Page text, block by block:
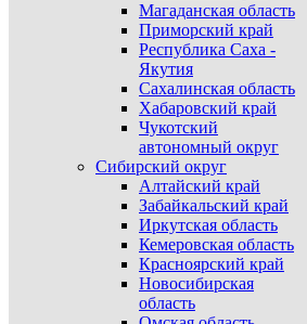
Магаданская область
Приморский край
Республика Саха -
Якутия
Сахалинская область
Хабаровский край
Чукотский
автономный округ
Сибирский округ
Алтайский край
Забайкальский край
Иркутская область
Кемеровская область
Красноярский край
Новосибирская
область